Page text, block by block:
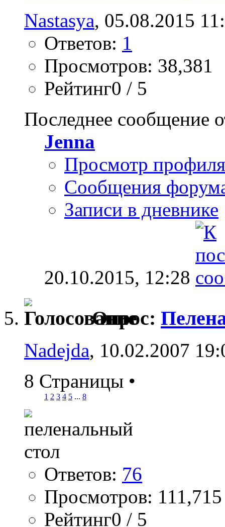
Nastasya, 05.08.2015
Ответов: 1
Просмотров: 38,381
Рейтинг0 / 5
Последнее сообщение
Jenna
Просмотр профиля
Сообщения
Записи в дневнике
20.10.2015, 12:28
Опрос:
Nadejda, 10.02.2007
8 Страницы •
1 2 3 4 5 ... 8
Ответов: 76
Просмотров: 111,715
Рейтинг0 / 5